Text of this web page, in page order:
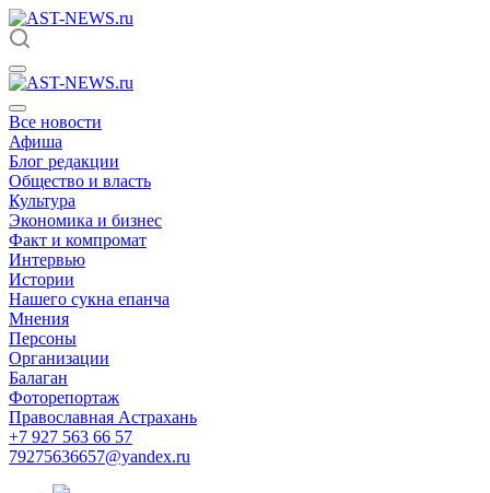
Все новости
Афиша
Блог редакции
Общество и власть
Культура
Экономика и бизнес
Факт и компромат
Интервью
Истории
Нашего сукна епанча
Мнения
Персоны
Организации
Балаган
Фоторепортаж
Православная Астрахань
+7 927 563 66 57
79275636657@yandex.ru